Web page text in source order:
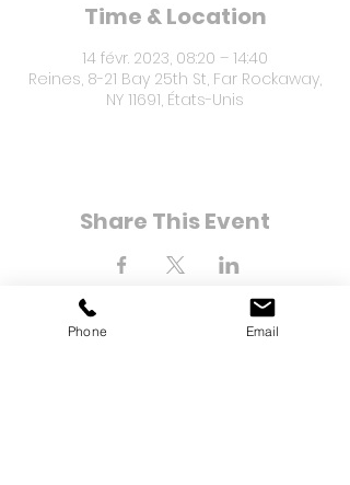
Time & Location
14 févr. 2023, 08:20 – 14:40
Reines, 8-21 Bay 25th St, Far Rockaway,
NY 11691, États-Unis
Share This Event
Phone Email